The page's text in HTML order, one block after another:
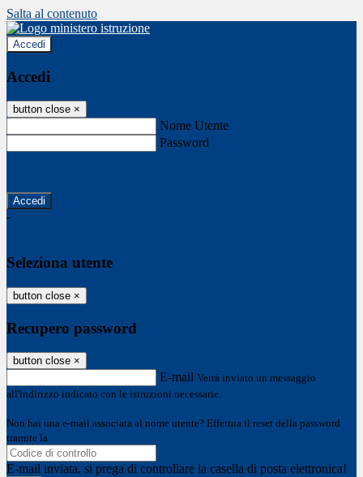
Salta al contenuto
Accedi
Accedi
button close ×
Nome Utente
Password
-
Seleziona utente
button close ×
Recupero password
button close ×
E-mail Verrà inviato un messaggio
all'indirizzo indicato con le istruzioni necessarie.
Non hai una e-mail associata al nome utente? Effettua il reset della password
tramite la
E-mail inviata, si prega di controllare la casella di posta elettronica!